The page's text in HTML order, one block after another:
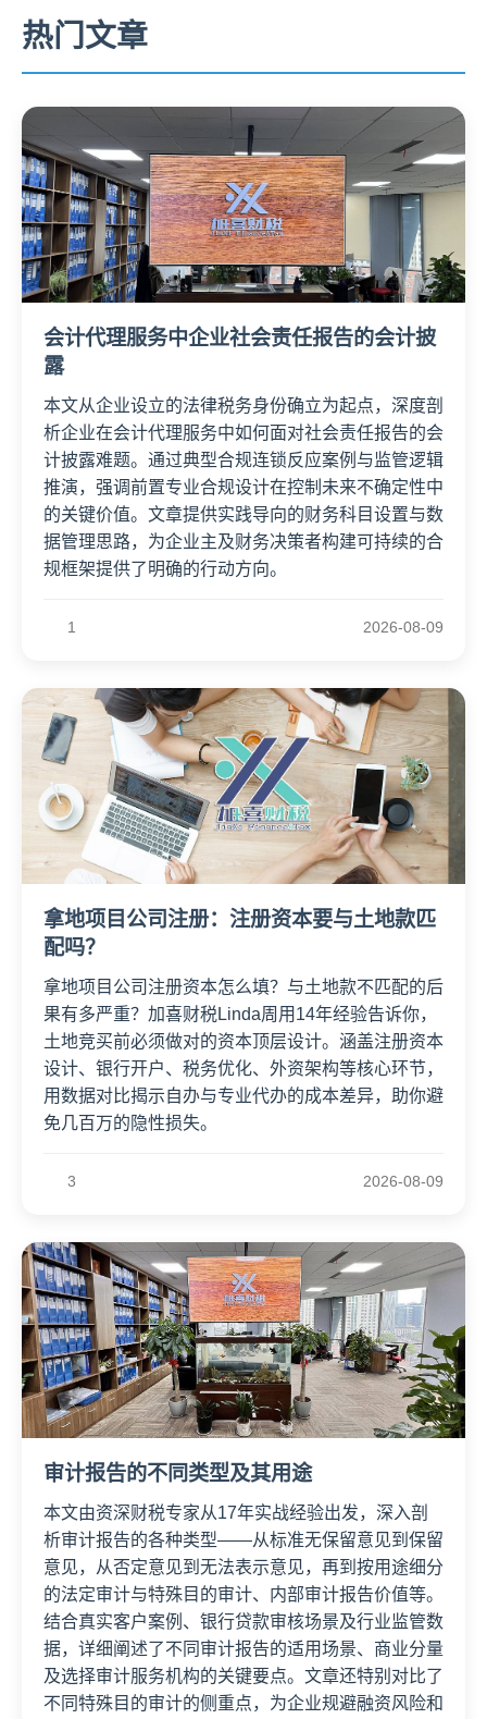
热门文章
会计代理服务中企业社会责任报告的会计披
露
本文从企业设立的法律税务身份确立为起点，深度剖
析企业在会计代理服务中如何面对社会责任报告的会
计披露难题。通过典型合规连锁反应案例与监管逻辑
推演，强调前置专业合规设计在控制未来不确定性中
的关键价值。文章提供实践导向的财务科目设置与数
据管理思路，为企业主及财务决策者构建可持续的合
规框架提供了明确的行动方向。
1 2026-08-09
拿地项目公司注册：注册资本要与土地款匹
配吗？
拿地项目公司注册资本怎么填？与土地款不匹配的后
果有多严重？加喜财税Linda周用14年经验告诉你，
土地竞买前必须做对的资本顶层设计。涵盖注册资本
设计、银行开户、税务优化、外资架构等核心环节，
用数据对比揭示自办与专业代办的成本差异，助你避
免几百万的隐性损失。
3 2026-08-09
审计报告的不同类型及其用途
本文由资深财税专家从17年实战经验出发，深入剖
析审计报告的各种类型——从标准无保留意见到保留
意见，从否定意见到无法表示意见，再到按用途细分
的法定审计与特殊目的审计、内部审计报告价值等。
结合真实客户案例、银行贷款审核场景及行业监管数
据，详细阐述了不同审计报告的适用场景、商业分量
及选择审计服务机构的关键要点。文章还特别对比了
不同特殊目的审计的侧重点，为企业规避融资风险和